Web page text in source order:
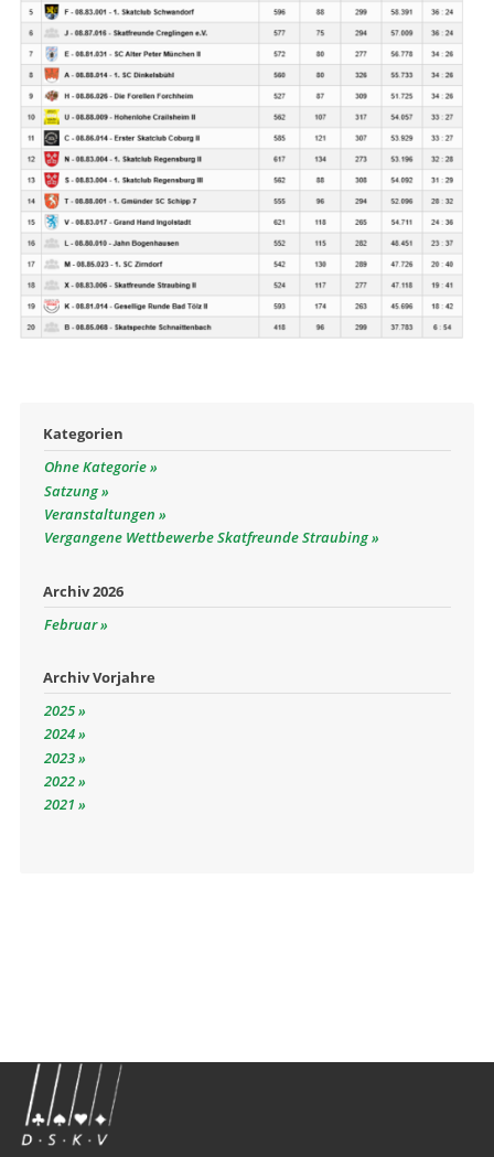
Kategorien
Ohne Kategorie
Satzung
Veranstaltungen
Vergangene Wettbewerbe Skatfreunde Straubing
Archiv 2026
Februar
Archiv Vorjahre
2025
2024
2023
2022
2021